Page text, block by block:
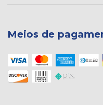
Meios de